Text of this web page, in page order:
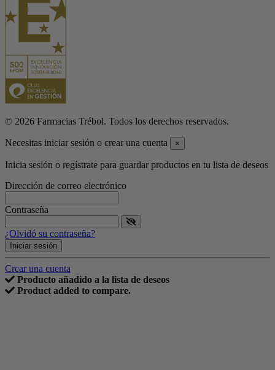
© 2026 Farmacias Trébol. Todos los derechos reservados.
Necesitas iniciar sesión o crear una cuenta ×
Inicia sesión o regístrate para guardar productos en tu lista de deseos
Dirección de correo electrónico
Contraseña
¿Olvidó su contraseña?
Iniciar sesión
Crear una cuenta
Producto añadido a la lista de deseos
Product added to compare.